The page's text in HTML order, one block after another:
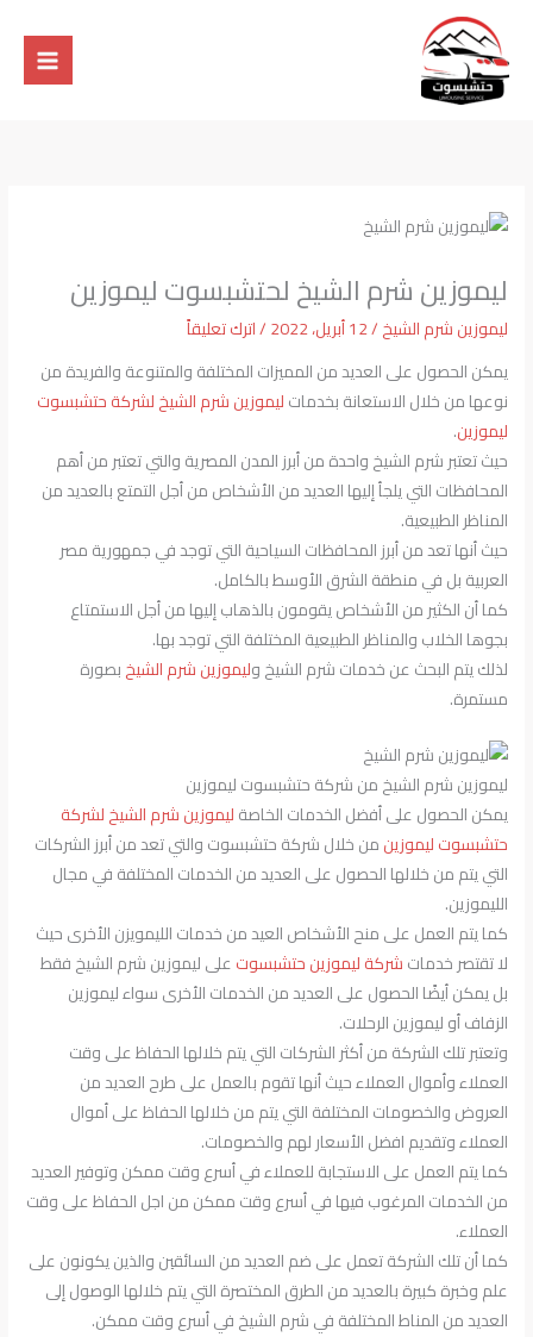
المحتوى
ليموزين شرم الشيخ لحتشبسوت ليموزين
ليموزين شرم الشيخ/12 أبريل، 2022 /اترك تعليقاً
يمكن الحصول على العديد من المميزات المختلفة والمتنوعة والفريدة من
نوعها من خلال الاستعانة بخدماتليموزين شرم الشيخلشركة حتشبسوت
ليموزين.
حيث تعتبر شرم الشيخ واحدة من أبرز المدن المصرية والتي تعتبر من أهم
المحافظات التي يلجأ إليها العديد من الأشخاص من أجل التمتع بالعديد من
المناظر الطبيعية.
حيث أنها تعد من أبرز المحافظات السياحية التي توجد في جمهورية مصر
العربية بل في منطقة الشرق الأوسط بالكامل.
كما أن الكثير من الأشخاص يقومون بالذهاب إليها من أجل الاستمتاع
بجوها الخلاب والمناظر الطبيعية المختلفة التي توجد بها.
لذلك يتم البحث عن خدمات شرم الشيخ وليموزين شرم الشيخبصورة
مستمرة.
ليموزين شرم الشيخ من شركة حتشبسوت ليموزين
يمكن الحصول على أفضل الخدمات الخاصةليموزين شرم الشيخ لشركة
حتشبسوت ليموزينمن خلال شركة حتشبسوت والتي تعد من أبرز الشركات
التي يتم من خلالها الحصول على العديد من الخدمات المختلفة في مجال
الليموزين.
كما يتم العمل على منح الأشخاص العيد من خدمات الليمويزن الأخرى حيث
لا تقتصر خدماتشركة ليموزين حتشبسوتعلى ليموزين شرم الشيخ فقط
بل يمكن أيضًا الحصول على العديد من الخدمات الأخرى سواء ليموزين
الزفاف أو ليموزين الرحلات.
وتعتبر تلك الشركة من أكثر الشركات التي يتم خلالها الحفاظ على وقت
العملاء وأموال العملاء حيث أنها تقوم بالعمل على طرح العديد من
العروض والخصومات المختلفة التي يتم من خلالها الحفاظ على أموال
العملاء وتقديم افضل الأسعار لهم والخصومات.
كما يتم العمل على الاستجابة للعملاء في أسرع وقت ممكن وتوفير العديد
من الخدمات المرغوب فيها في أسرع وقت ممكن من اجل الحفاظ على وقت
العملاء.
كما أن تلك الشركة تعمل على ضم العديد من السائقين والذين يكونون على
علم وخبرة كبيرة بالعديد من الطرق المختصرة التي يتم خلالها الوصول إلى
العديد من المناط المختلفة في شرم الشيخ في أسرع وقت ممكن.